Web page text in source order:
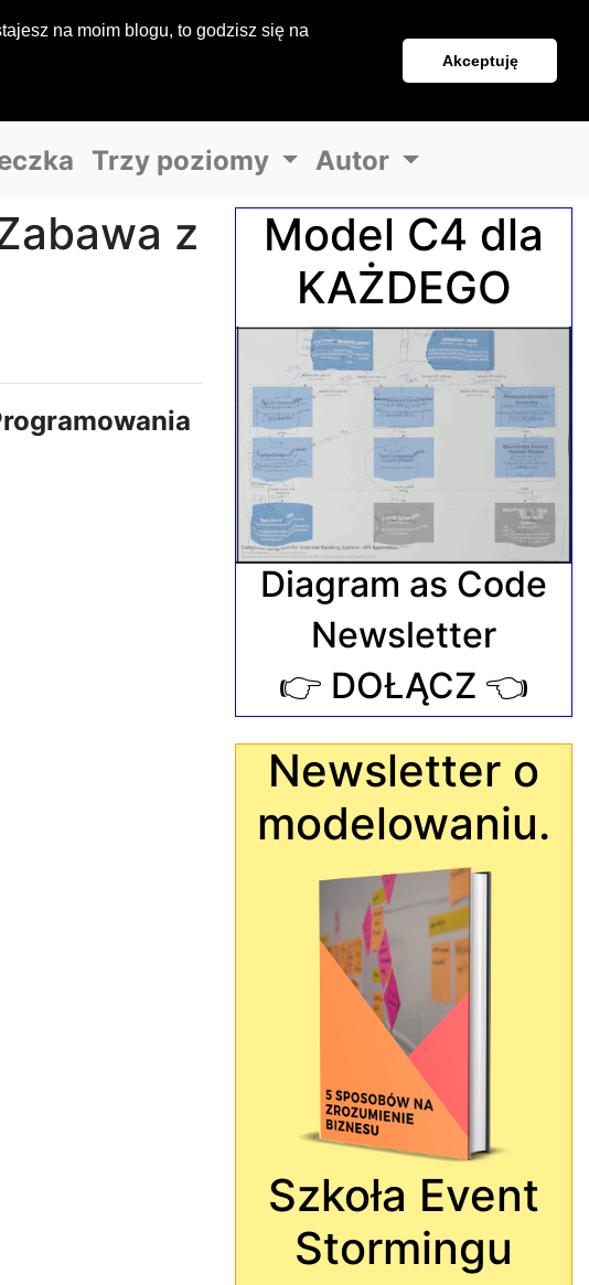
na moim blogu, to godzisz się na
Akceptuję
Trzy poziomy Autor
z
Model C4 dla
KAŻDEGO
Diagram as Code
Newsletter
👉 DOŁĄCZ 👈
Newsletter o
modelowaniu.
Szkoła Event
Stormingu